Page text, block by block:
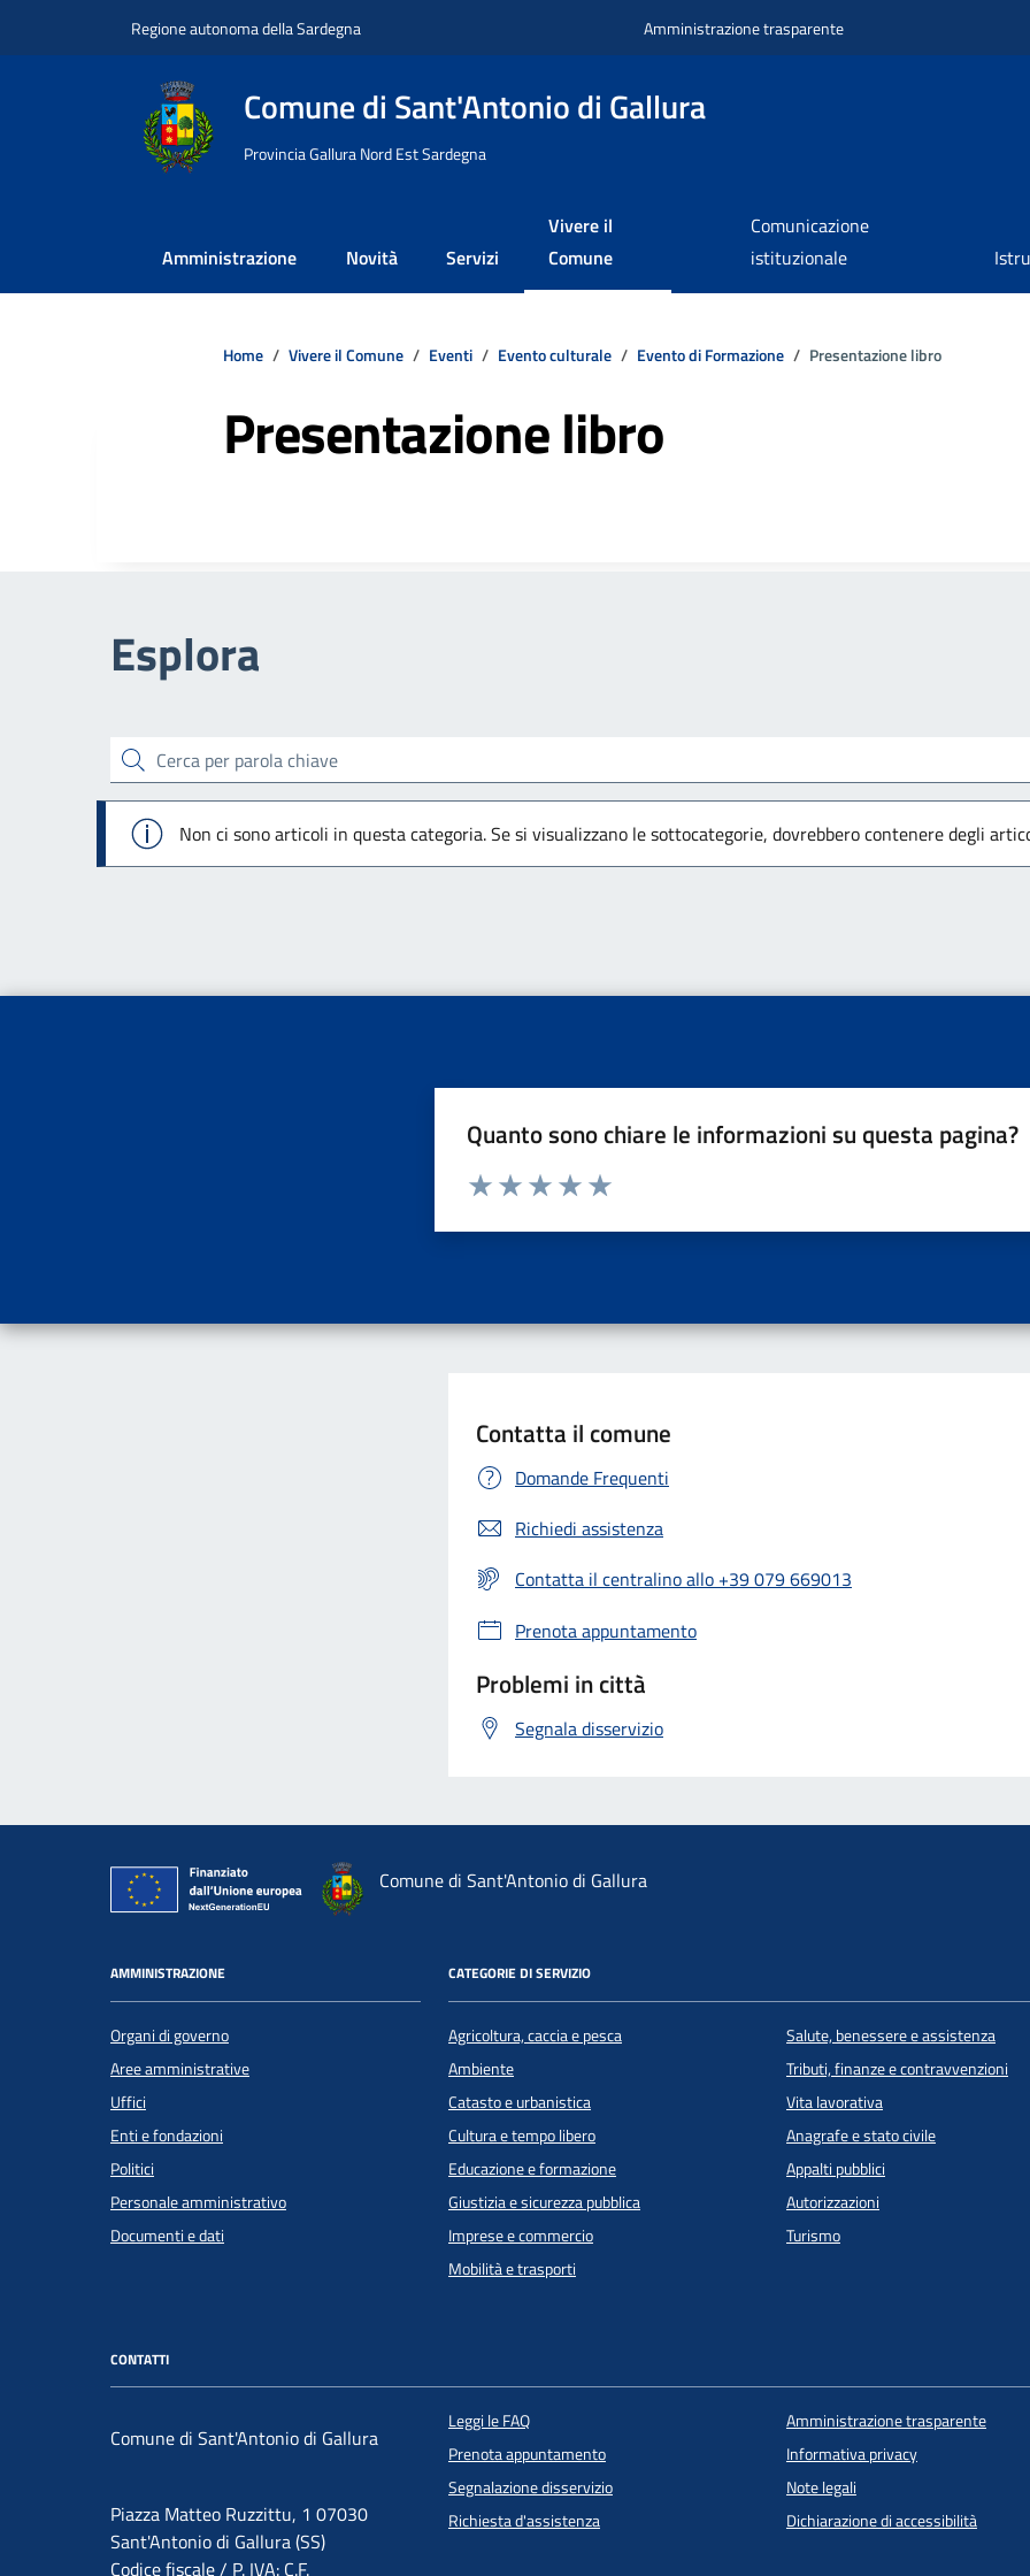
Regione autonoma della Sardegna Amministrazione trasparente
Comune di Sant'Antonio di Gallura
Provincia Gallura Nord Est Sardegna
Amministrazione Novità Servizi
Vivere il
Comune
Comunicazione
istituzionale
Home Vivere il Comune Eventi Evento culturale Evento di Formazione Presentazione libro
Presentazione libro
Esplora
cerca
Info
Non ci sono articoli in questa categoria. Se si visualizzano le sottocategorie, dovrebbero contenere degli
Quanto sono chiare le informazioni su questa pagina?
Valuta da 1 a 5 stelle la pagina
Contatta il comune
Domande Frequenti
Richiedi assistenza
Contatta il centralino allo +39 079 669013
Prenota appuntamento
Problemi in città
Segnala disservizio
Comune di Sant'Antonio di Gallura
AMMINISTRAZIONE
Organi di governo
Aree amministrative
Uffici
Enti e fondazioni
Politici
Personale amministrativo
Documenti e dati
CATEGORIE DI SERVIZIO
Agricoltura, caccia e pesca
Ambiente
Catasto e urbanistica
Cultura e tempo libero
Educazione e formazione
Giustizia e sicurezza pubblica
Imprese e commercio
Mobilità e trasporti
Salute, benessere e assistenza
Tributi, finanze e contravvenzioni
Vita lavorativa
Anagrafe e stato civile
Appalti pubblici
Autorizzazioni
Turismo
CONTATTI
Comune di Sant'Antonio di Gallura
Piazza Matteo Ruzzittu, 1 07030
Sant'Antonio di Gallura (SS)
Codice fiscale / P. IVA: C.F.
Leggi le FAQ
Prenota appuntamento
Segnalazione disservizio
Richiesta d'assistenza
Amministrazione trasparente
Informativa privacy
Note legali
Dichiarazione di accessibilità